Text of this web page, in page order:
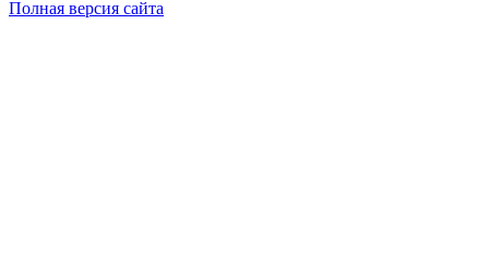
Полная версия сайта